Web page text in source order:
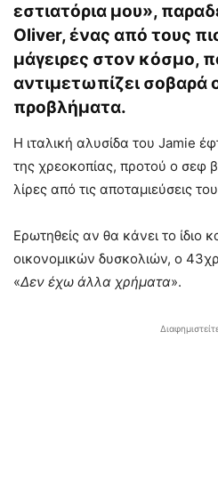
εστιατόρια μου»,
Oliver, ένας από τους
μάγειρες στον κόσμο,
αντιμετωπίζει σοβαρά
προβλήματα.
Η ιταλική αλυσίδα του Jamie
της χρεοκοπίας, προτού ο σεφ
λίρες από τις αποταμιεύσεις
Ερωτηθείς αν θα κάνει το ίδιο
οικονομικών δυσκολιών, ο
«Δεν έχω άλλα χρήματα».